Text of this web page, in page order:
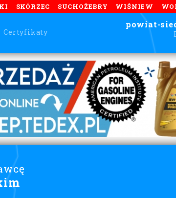
SKÓRZEC SUCHOŻEBRY WIŚNIEW
Certyfikaty
powiat-